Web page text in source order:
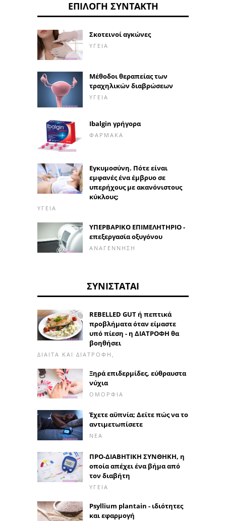
ΕΠΙΛΟΓΉ ΣΥΝΤΆΚΤΗ
Σκοτεινοί αγκώνες
ΥΓΕΊΑ
Μέθοδοι θεραπείας των
τραχηλικών διαβρώσεων
ΥΓΕΊΑ
Ibalgin γρήγορα
ΦΆΡΜΑΚΑ
Εγκυμοσύνη. Πότε είναι
εμφανές ένα έμβρυο σε
υπερήχους με ακανόνιστους
κύκλους;
ΥΓΕΊΑ
ΥΠΕΡΒΑΡΙΚΟ ΕΠΙΜΕΛΗΤΗΡΙΟ -
επεξεργασία οξυγόνου
ΑΝΑΓΈΝΝΗΣΗ
ΣΥΝΙΣΤΆΤΑΙ
REBELLED GUT ή πεπτικά
προβλήματα όταν είμαστε
υπό πίεση - η ΔΙΑΤΡΟΦΗ θα
βοηθήσει
ΔΊΑΙΤΑ ΚΑΙ ΔΙΑΤΡΟΦΉ,
Ξηρά επιδερμίδες, εύθραυστα
νύχια
ΟΜΟΡΦΙΆ
Έχετε αϋπνία; Δείτε πώς να το
αντιμετωπίσετε
ΝΈΑ
ΠΡΟ-ΔΙΑΒΗΤΙΚΗ ΣΥΝΘΗΚΗ, η
οποία απέχει ένα βήμα από
τον διαβήτη
ΥΓΕΊΑ
Psyllium plantain - ιδιότητες
και εφαρμογή